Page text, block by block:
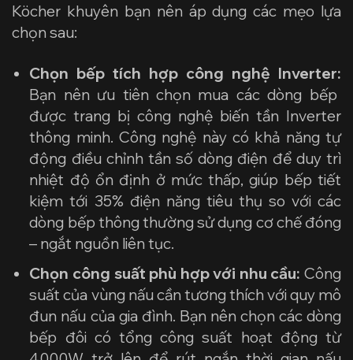
Köcher khuyên bạn nên áp dụng các mẹo lựa
chọn sau:
Chọn bếp tích hợp công nghệ Inverter:
Bạn nên ưu tiên chọn mua các dòng bếp
được trang bị công nghệ biến tần Inverter
thông minh. Công nghệ này có khả năng tự
động điều chỉnh tần số dòng điện để duy trì
nhiệt độ ổn định ở mức thấp, giúp bếp tiết
kiệm tới 35% điện năng tiêu thụ so với các
dòng bếp thông thường sử dụng cơ chế đóng
– ngắt nguồn liên tục.
Chọn công suất phù hợp với nhu cầu: Công
suất của vùng nấu cần tương thích với quy mô
đun nấu của gia đình. Bạn nên chọn các dòng
bếp đôi có tổng công suất hoạt động từ